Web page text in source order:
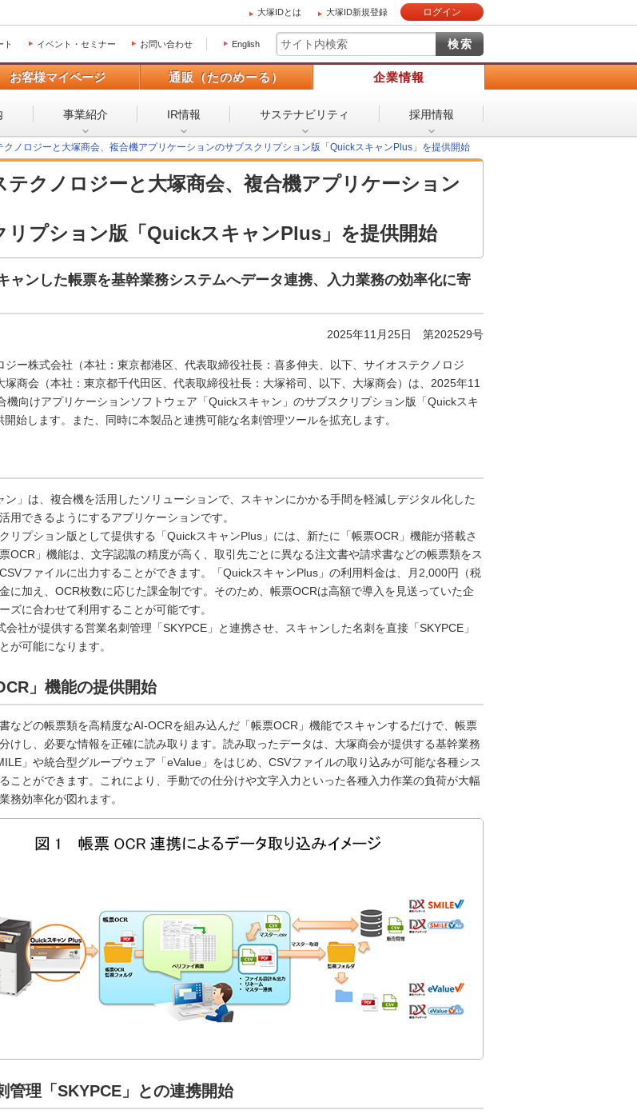
大塚IDとは 大塚ID新規登録 ログイン
ト イベント・セミナー お問い合わせ English
お客様マイページ 通販（たのめーる） 企業情報
事業紹介 IR情報 サステナビリティ 採用情報
クノロジーと大塚商会、複合機アプリケーションのサブスクリプション版「QuickスキャンPlus」を提供開始
テクノロジーと大塚商会、複合機アプリケーション
リプション版「QuickスキャンPlus」を提供開始
ャンした帳票を基幹業務システムへデータ連携、入力業務の効率化に寄
2025年11月25日 第202529号
ジー株式会社（本社：東京都港区、代表取締役社長：喜多伸夫、以下、サイオステクノロジ
塚商会（本社：東京都千代田区、代表取締役社長：大塚裕司、以下、大塚商会）は、2025年11
機向けアプリケーションソフトウェア「Quickスキャン」のサブスクリプション版「Quickスキ
開始します。また、同時に本製品と連携可能な名刺管理ツールを拡充します。
ン」は、複合機を活用したソリューションで、スキャンにかかる手間を軽減しデジタル化した
用できるようにするアプリケーションです。
リプション版として提供する「QuickスキャンPlus」には、新たに「帳票OCR」機能が搭載さ
OCR」機能は、文字認識の精度が高く、取引先ごとに異なる注文書や請求書などの帳票類をス
ファイルに出力することができます。「QuickスキャンPlus」の利用料金は、月2,000円（税
に加え、OCR枚数に応じた課金制です。そのため、帳票OCRは高額で導入を見送っていた企
ズに合わせて利用することが可能です。
会社が提供する営業名刺管理「SKYPCE」と連携させ、スキャンした名刺を直接「SKYPCE」
が可能になります。
」機能の提供開始
などの帳票類を高精度なAI-OCRを組み込んだ「帳票OCR」機能でスキャンするだけで、帳票
けし、必要な情報を正確に読み取ります。読み取ったデータは、大塚商会が提供する基幹業務
」や統合型グループウェア「eValue」をはじめ、CSVファイルの取り込みが可能な各種シス
ことができます。これにより、手動での仕分けや文字入力といった各種入力作業の負荷が大幅
務効率化が図れます。
管理「SKYPCE」との連携開始